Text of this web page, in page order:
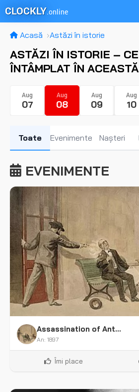
CLOCKLY.online
Acasă Astăzi în istorie
ASTĂZI ÎN ISTORIE –
ÎNTÂMPLAT ÎN
Aug
07
Aug
08
Aug
09
Aug
10
Toate evenimente nașteri
EVENIMENTE
Assassination of Antonio Cánovas del Castillo
An: 1897
Îmi place